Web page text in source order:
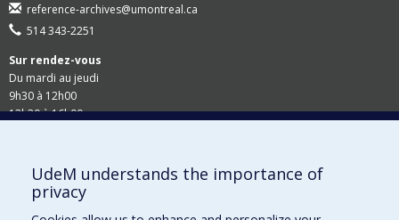
reference-archives@umontreal.ca
514 343-2251
Sur rendez-vous
Du mardi au jeudi
9h30 à 12h00
13h30 à 16h00
Site Web du Secrétariat général
UdeM understands the importance of
privacy